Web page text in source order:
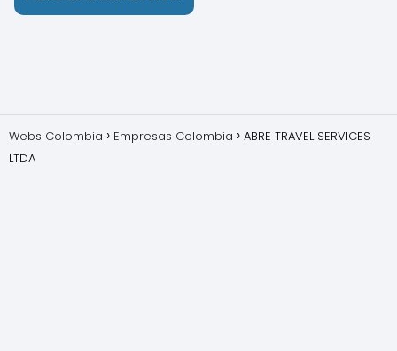
Webs Colombia Empresas Colombia
ABRE TRAVEL SERVICES
LTDA